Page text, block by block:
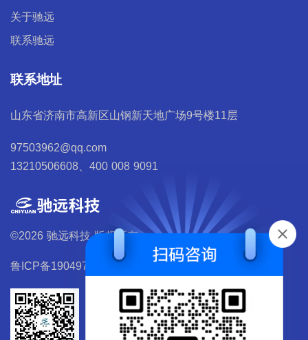
关于驰远
联系驰远
联系地址
山东省济南市高新区山钢新天地广场9号楼11层
97503962@qq.com
13210506608、400 008 9091
©2026 驰远科技 版权所有
鲁ICP备19049700号